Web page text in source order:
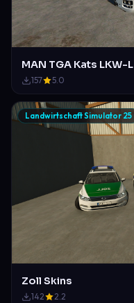
MAN TGA Kats LKW-L
157 5.0
Landwirtschaft Simulator 25
Zoll Skins
142 2.2